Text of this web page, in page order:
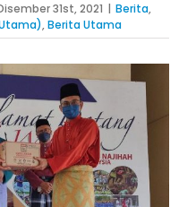
31st, 2021 | Berita,
,Berita Utama